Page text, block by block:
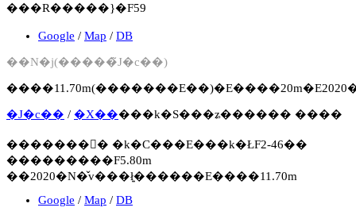
���R�����}�F59
Google / Map / DB
��N�j(�����̃J�c��)
�J�c�� / �X�����k�S���ʑ������ ����
�������񍐏� �k�C���E���k�ŁF2-46��
���������F5.80m
��2020�N�̌v���ł͍������E����11.70m
Google / Map / DB